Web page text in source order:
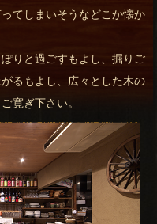
てしまいそうなどこか懐か
りと過ごすもよし、掘りご
るもよし、広々とした木の
寛ぎ下さい。